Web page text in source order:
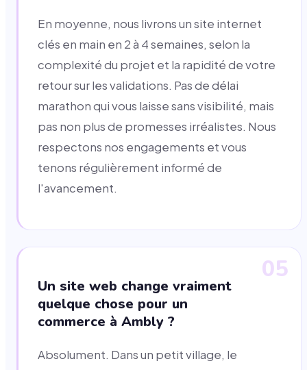
En moyenne, nous livrons un site internet
clés en main en 2 à 4 semaines, selon la
complexité du projet et la rapidité de votre
retour sur les validations. Pas de délai
marathon qui vous laisse sans visibilité, mais
pas non plus de promesses irréalistes. Nous
respectons nos engagements et vous
tenons régulièrement informé de
l'avancement.
05
Un site web change vraiment
quelque chose pour un
commerce à Ambly ?
Absolument. Dans un petit village, le